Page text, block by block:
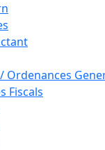
Ordenances
Fiscals